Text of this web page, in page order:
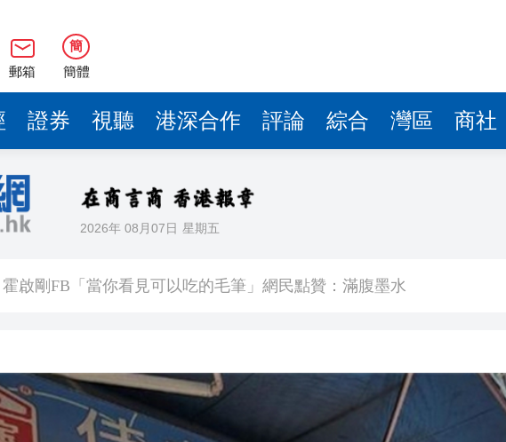
郵箱
簡
簡體
證券 視聽 港深合作 評論 綜合 灣區 商社
2026年 08月07日 星期五
啟剛FB「當你看見可以吃的毛筆」網民點贊：滿腹墨水
三人民醫院盧洪洲教授牽頭臨床研究的1類創新藥成功入選《自然》雜
評】三大指數集體上漲 創業板指漲1.75%